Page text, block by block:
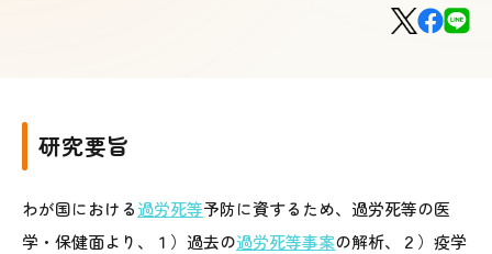
研究要旨
わが国における過労死等予防に資するため、過労死等の医
学・保健面より、１）過去の過労死等事案の解析、２）疫学